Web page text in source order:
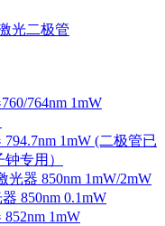
光二极管
764nm 1mW
1mW (二极管已
专用）
器 850nm 1mW/2mW
850nm 0.1mW
1mW